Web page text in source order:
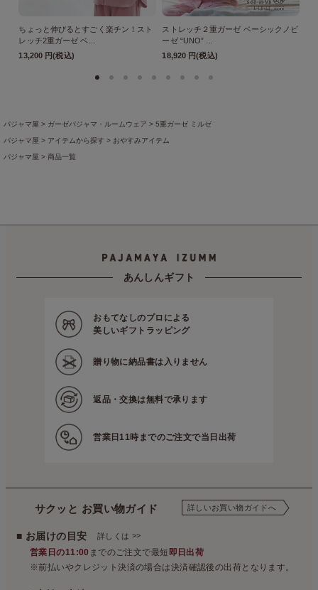
ちょっと伸びるとすごく楽チン！スト
レッチ2重ガーゼ ベ...
13,200 円(税込)
ストレッチ２重ガーゼ ベーシックノビ
ーゼ “UNO” ...
18,920 円(税込)
パジャマ屋 ガーゼパジャマ・ルームウェア 5重ガーゼ ミルゼ
パジャマ屋 アイテムから探す おやすみアイテム
パジャマ屋 商品一覧
プレゼント・贈り物に最適♪ギフト・アイテム お歳暮・お年賀
数量限定・在庫限り！アウトレット商品を集めました
あんしんギフト
おもてなしのプロによる
美しいギフトラッピング
贈り物に納品書は入りません
返品・交換は無料で承ります
営業日11時までのご注文で当日出荷
サクッと お買い物ガイド 詳しいお買い物ガイドへ
■ お届けの目安 詳しくは >>
営業日の11:00 までのご注文で最短 即日出荷
※前払いやクレジット決済の場合は決済確認後の出荷となります。